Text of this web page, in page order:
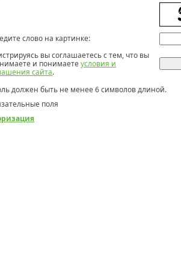
слово на картинке:
вы соглашаетесь с тем, что вы
и понимаетеусловия и
сайта.
должен быть не менее 6 символов длиной.
поля